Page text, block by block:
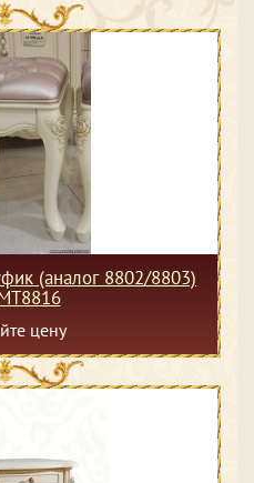
(аналог 8802/8803)
цену